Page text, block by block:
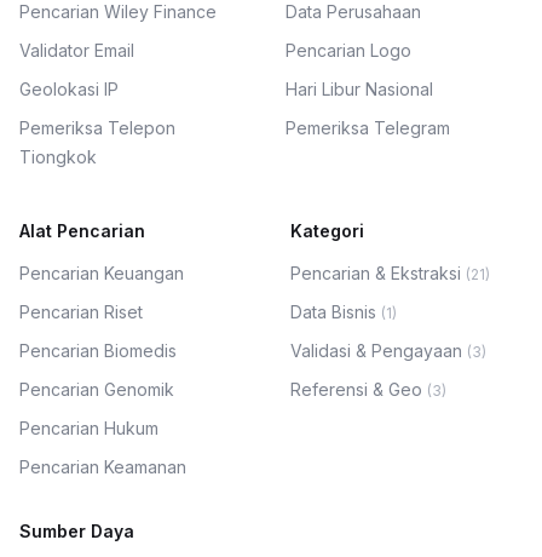
Pencarian Wiley Finance
Data Perusahaan
Validator Email
Pencarian Logo
Geolokasi IP
Hari Libur Nasional
Pemeriksa Telepon
Tiongkok
Pemeriksa Telegram
Alat Pencarian
Pencarian Keuangan
Pencarian Riset
Pencarian Biomedis
Pencarian Genomik
Pencarian Hukum
Pencarian Keamanan
Kategori
Pencarian & Ekstraksi (21)
Data Bisnis (1)
Validasi & Pengayaan (3)
Referensi & Geo (3)
Sumber Daya